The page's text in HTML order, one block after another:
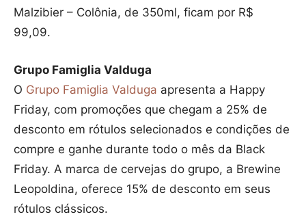
Malzibier – Colônia, de 350ml, ficam por R$
99,09.
Grupo Famiglia Valduga
O Grupo Famiglia Valduga apresenta a Happy
Friday, com promoções que chegam a 25% de
desconto em rótulos selecionados e condições de
compre e ganhe durante todo o mês da Black
Friday. A marca de cervejas do grupo, a Brewine
Leopoldina, oferece 15% de desconto em seus
rótulos clássicos.